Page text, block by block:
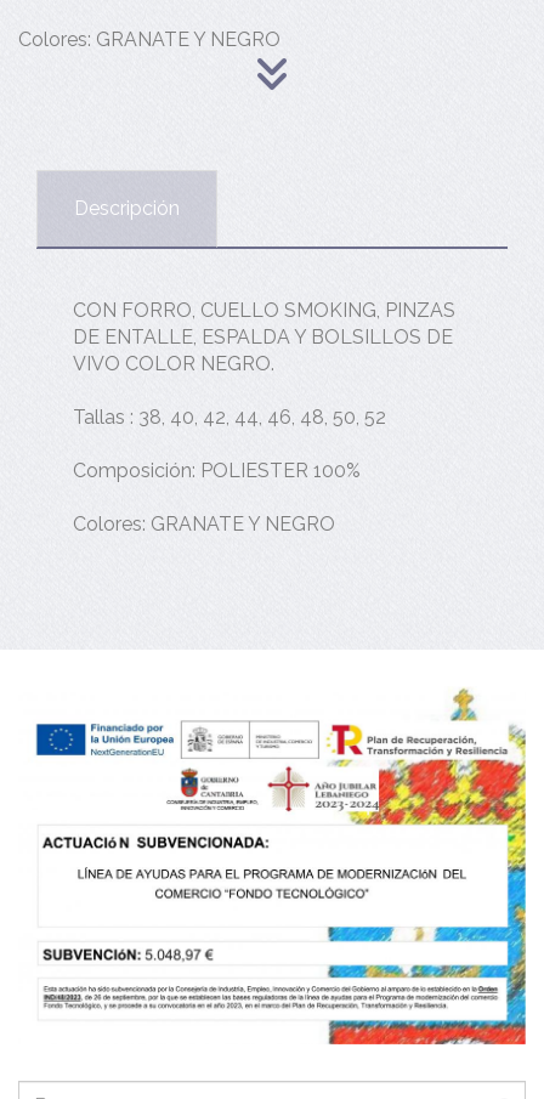
Colores: GRANATE Y NEGRO
Descripción
CON FORRO, CUELLO SMOKING, PINZAS
DE ENTALLE, ESPALDA Y BOLSILLOS DE
VIVO COLOR NEGRO.
Tallas : 38, 40, 42, 44, 46, 48, 50, 52
Composición: POLIESTER 100%
Colores: GRANATE Y NEGRO